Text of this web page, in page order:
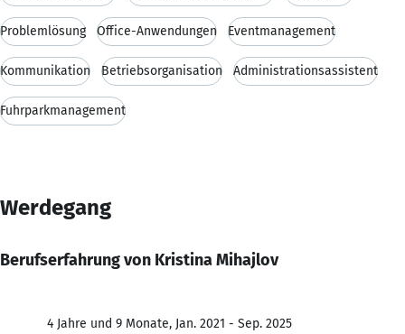
Problemlösung Office-Anwendungen Eventmanagement
Kommunikation Betriebsorganisation Administrationsassistent
Fuhrparkmanagement
Werdegang
Berufserfahrung von Kristina Mihajlov
4 Jahre und 9 Monate, Jan. 2021 - Sep. 2025